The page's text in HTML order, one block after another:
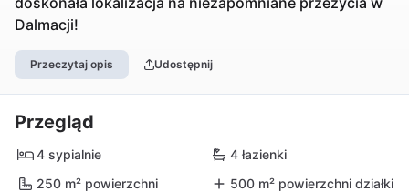
Dalmacji!
Przeczytaj opis Udostępnij
Przegląd
4 sypialnie
4 łazienki
250 m² powierzchni
500 m² powierzchni działki